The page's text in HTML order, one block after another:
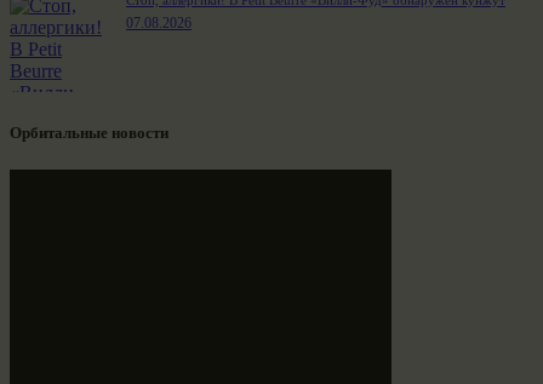
07.08.2026
Орбитальные новости